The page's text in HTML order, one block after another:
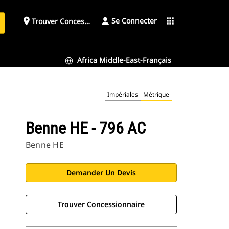
place Trouver ConcessionnaireSe Connecter apps
Africa Middle-East-Français
Impériales Métrique
Benne HE - 796 AC
Benne HE
Demander Un Devis
Trouver Concessionnaire